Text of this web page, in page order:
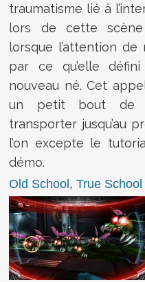
traumatisme lié à
lors de cette
lorsque l’attention
par ce qu’elle
nouveau né. Cet
un petit bout de
transporter jusqu’au
l’on excepte le
démo.
Old School, True School